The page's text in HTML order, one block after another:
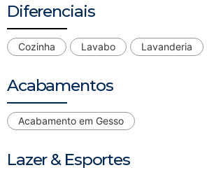
Diferenciais
Cozinha Lavabo Lavanderia
Acabamentos
Acabamento em Gesso
Lazer & Esportes